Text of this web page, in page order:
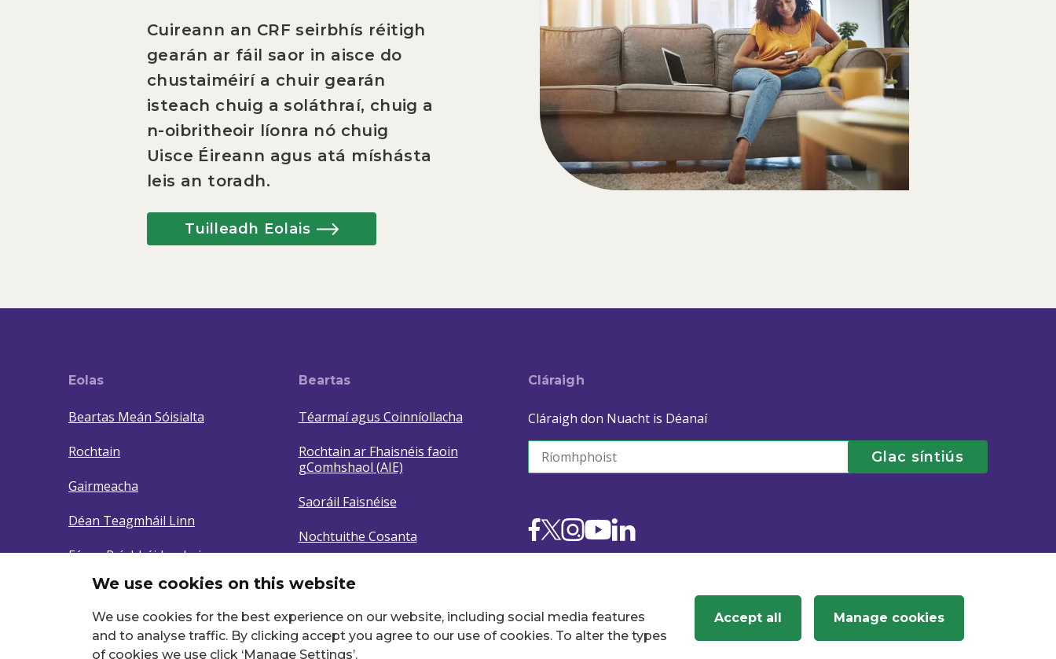
Cuireann an CRF seirbhís réitigh
gearán ar fáil saor in aisce do
chustaiméirí a chuir gearán
isteach chuig a soláthraí, chuig a
n-oibritheoir líonra nó chuig
Uisce Éireann agus atá míshásta
leis an toradh.
Tuilleadh Eolais
Eolas
Beartas Meán Sóisialta
Rochtain
Gairmeacha
Déan Teagmháil Linn
Fógra Príobháideachais
Beartas
Téarmaí agus Coinníollacha
Rochtain ar Fhaisnéis faoin
gComhshaol (AIE)
Saoráil Faisnéise
Nochtuithe Cosanta
Cláraigh
Cláraigh don Nuacht is Déanaí
Seoladh r-phoist
Glac síntiús
Facebook
TwitterInstagram
YouTube
LinkedIn
We use cookies on this website
We use cookies for the best experience on our website, including social media features
and to analyse traffic. By clicking accept you agree to our use of cookies. To alter the types
of cookies we use click ‘Manage Settings’.
Accept all Manage cookies